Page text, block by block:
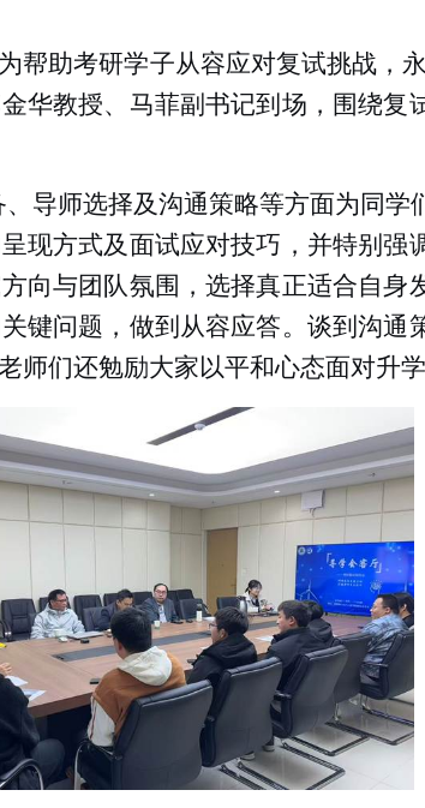
帮助考研学子从容应对复试挑战，
华教授、马菲副书记到场，围绕复
导师选择及沟通策略等方面为同学
现方式及面试应对技巧，并特别强
向与团队氛围，选择真正适合自身
键问题，做到从容应答。谈到沟通
们还勉励大家以平和心态面对升